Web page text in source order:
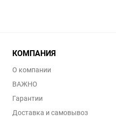
КОМПАНИЯ
О компании
ВАЖНО
Гарантии
Доставка и самовывоз